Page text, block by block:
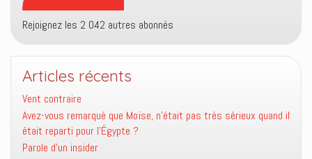
Rejoignez les 2 042 autres abonnés
Articles récents
Vent contraire
Avez-vous remarqué que Moïse, n’était pas très sérieux quand il
était reparti pour l’Égypte ?
Parole d’un insider